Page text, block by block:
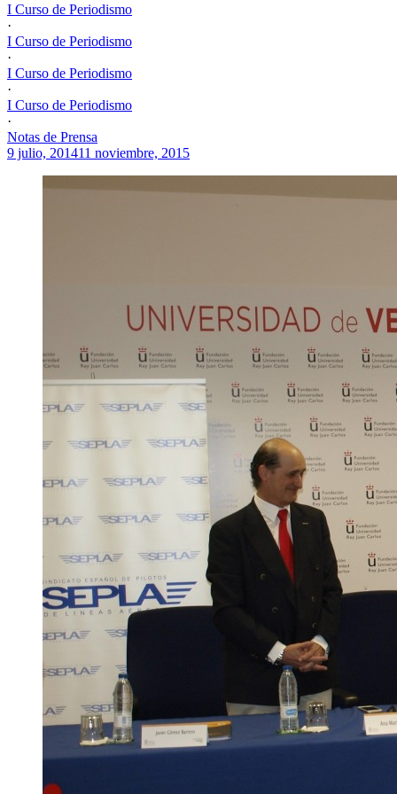
I Curso de Periodismo
·
I Curso de Periodismo
·
I Curso de Periodismo
·
I Curso de Periodismo
·
Notas de Prensa
9 julio, 201411 noviembre, 2015